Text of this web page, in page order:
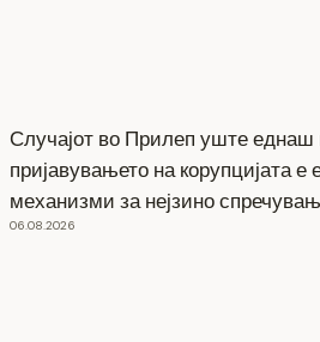
Случајот во Прилеп уште еднаш
пријавувањето на корупцијата
механизми за нејзино
06.08.2026